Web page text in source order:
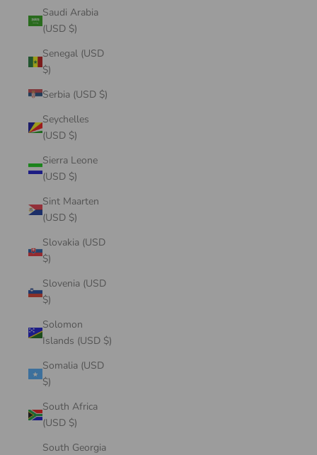
Saudi Arabia
(USD $)
Senegal (USD
$)
Serbia (USD $)
Seychelles
(USD $)
Sierra Leone
(USD $)
Sint Maarten
(USD $)
Slovakia (USD
$)
Slovenia (USD
$)
Solomon
Islands (USD $)
Somalia (USD
$)
South Africa
(USD $)
South Georgia